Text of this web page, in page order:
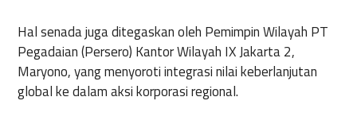
Hal senada juga ditegaskan oleh Pemimpin Wilayah PT
Pegadaian (Persero) Kantor Wilayah IX Jakarta 2,
Maryono, yang menyoroti integrasi nilai keberlanjutan
global ke dalam aksi korporasi regional.